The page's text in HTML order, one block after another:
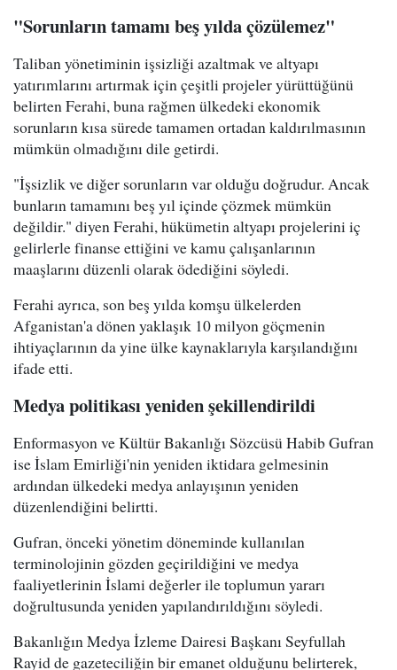
"Sorunların tamamı beş yılda çözülemez"
Taliban yönetiminin işsizliği azaltmak ve altyapı
yatırımlarını artırmak için çeşitli projeler yürüttüğünü
belirten Ferahi, buna rağmen ülkedeki ekonomik
sorunların kısa sürede tamamen ortadan kaldırılmasının
mümkün olmadığını dile getirdi.
"İşsizlik ve diğer sorunların var olduğu doğrudur. Ancak
bunların tamamını beş yıl içinde çözmek mümkün
değildir." diyen Ferahi, hükümetin altyapı projelerini iç
gelirlerle finanse ettiğini ve kamu çalışanlarının
maaşlarını düzenli olarak ödediğini söyledi.
Ferahi ayrıca, son beş yılda komşu ülkelerden
Afganistan'a dönen yaklaşık 10 milyon göçmenin
ihtiyaçlarının da yine ülke kaynaklarıyla karşılandığını
ifade etti.
Medya politikası yeniden şekillendirildi
Enformasyon ve Kültür Bakanlığı Sözcüsü Habib Gufran
ise İslam Emirliği'nin yeniden iktidara gelmesinin
ardından ülkedeki medya anlayışının yeniden
düzenlendiğini belirtti.
Gufran, önceki yönetim döneminde kullanılan
terminolojinin gözden geçirildiğini ve medya
faaliyetlerinin İslami değerler ile toplumun yararı
doğrultusunda yeniden yapılandırıldığını söyledi.
Bakanlığın Medya İzleme Dairesi Başkanı Seyfullah
Rayid de gazeteciliğin bir emanet olduğunu belirterek,